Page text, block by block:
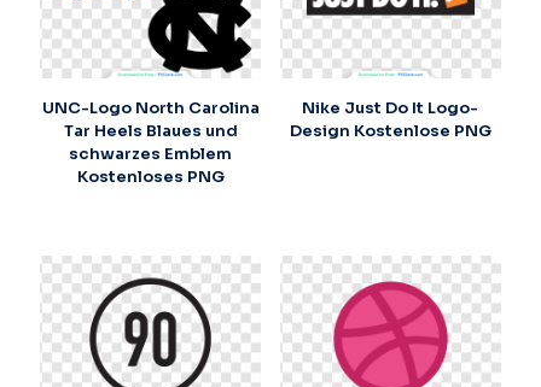
UNC-Logo North Carolina
Tar Heels Blaues und
schwarzes Emblem
Kostenloses PNG
Nike Just Do It Logo-
Design Kostenlose PNG